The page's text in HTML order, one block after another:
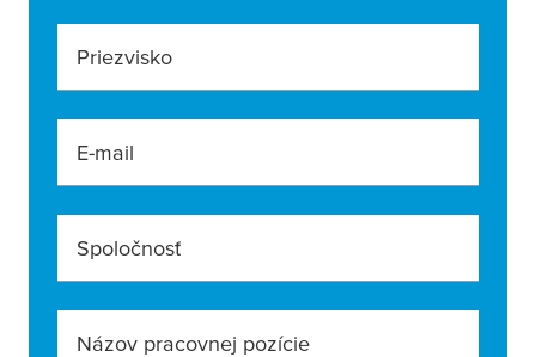
Priezvisko
E-mail
Spoločnosť
Názov pracovnej pozície